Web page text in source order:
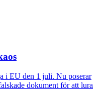
i EU den 1 juli. Nu poserar
dokument för att lura